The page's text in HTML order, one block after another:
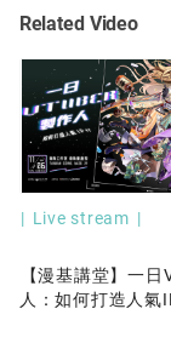
Related Video
Live stream
【漫基講堂】一
人：如何打造人氣